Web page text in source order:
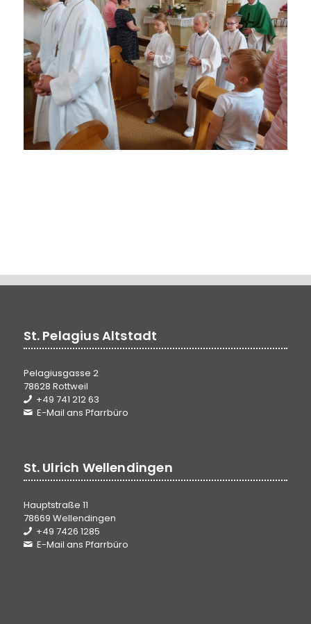
St. Pelagius Altstadt
Pelagiusgasse 2
78628 Rottweil
+49 741 212 63
E-Mail ans Pfarrbüro
St. Ulrich Wellendingen
Hauptstraße 11
78669 Wellendingen
+49 7426 1285
E-Mail ans Pfarrbüro